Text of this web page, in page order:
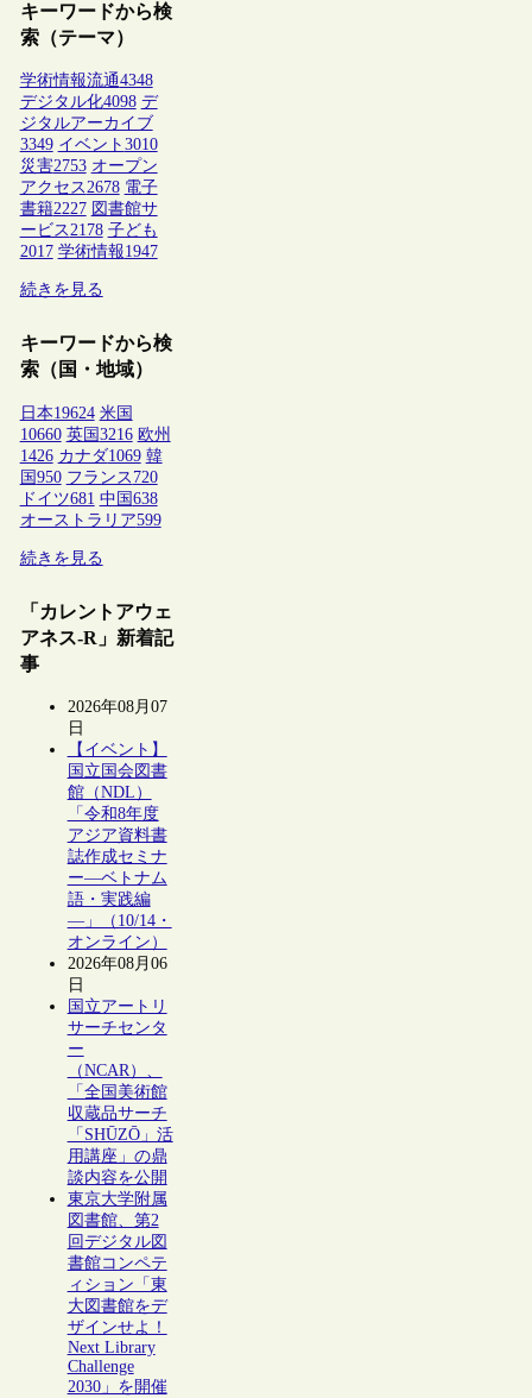
キーワードから検
索（テーマ）
学術情報流通4348
デジタル化4098 デ
ジタルアーカイブ
3349 イベント 3010
災害2753 オープン
アクセス2678 電子
書籍2227 図書館サ
ービス2178 子ども
2017 学術情報1947
続きを見る
キーワードから検
索（国・地域）
日本19624 米国
10660 英国 3216 欧州
1426 カナダ1069 韓
国 950 フランス 720
ドイツ681 中国 638
オーストラリア599
続きを見る
「カレントアウェ
アネス-R」新着記
事
2026年08月07
日
【イベント】
国立国会図書
館（NDL）
「令和8年度
アジア資料書
誌作成セミナ
ー―ベトナム
語・実践編
―」（10/14・
オンライン）
2026年08月06
日
国立アートリ
サーチセンタ
ー
（NCAR）、
「全国美術館
収蔵品サーチ
「SHŪZŌ」活
用講座」の鼎
談内容を公開
東京大学附属
図書館、第2
回デジタル図
書館コンペテ
ィション「東
大図書館をデ
ザインせよ！
Next Library
Challenge
2030」を開催